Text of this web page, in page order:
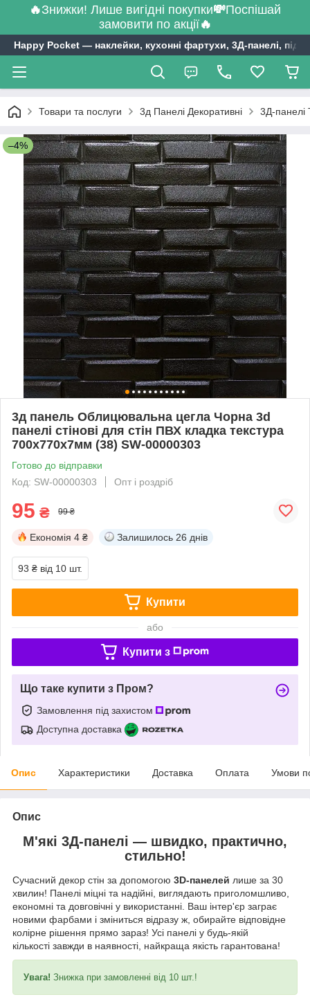
🔥Знижки! Лише вигідні покупки💸Поспішай
замовити по акції🔥
Happy Pocket ― наклейки, кухонні фартухи, 3Д-панелі,
Товари та послуги 3д Панелі Декоративні 3Д-панелі
–4%
3д панель Облицювальна цегла Чорна 3d
панелі стінові для стін ПВХ кладка текстура
700x770x7мм (38) SW-00000303
Готово до відправки
Код: SW-00000303
Опт і роздріб
95 ₴ 99 ₴
Економія 4 ₴ Залишилось 26 днів
93 ₴ від 10 шт.
Купити
або
Купити з
Що таке купити з Пром?
Замовлення під захистом
Доступна доставка
Опис Характеристики Доставка Оплата Умови
Опис
М'які 3Д-панелі — швидко, практично,
стильно!
Сучасний декор стін за допомогою 3D-панелей лише за 30
хвилин! Панелі міцні та надійні, виглядають приголомшливо,
економні та довговічні у використанні. Ваш інтер'єр заграє
новими фарбами і зміниться відразу ж, обирайте відповідне
колірне рішення прямо зараз! Усі панелі у будь-якій
кількості завжди в наявності, найкраща якість гарантована!
Увага! Знижка при замовленні від 10 шт.!